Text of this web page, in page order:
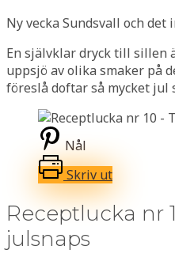
Ny vecka Sundsvall och det
En självklar dryck till sillen
uppsjö av olika smaker på
föreslå doftar så mycket jul
Nål
Skriv ut
Receptlucka nr
julsnaps